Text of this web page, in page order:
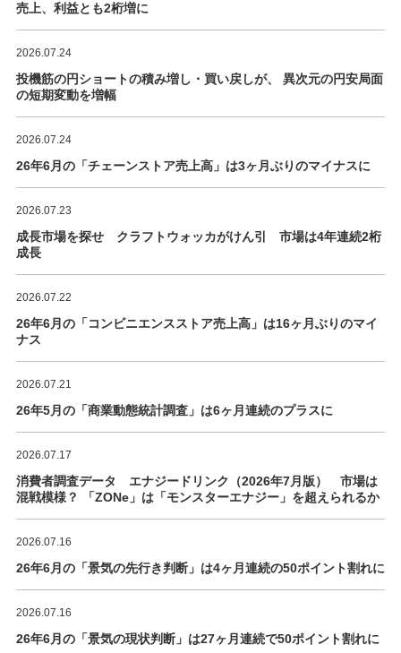
売上、利益とも2桁増に
2026.07.24
投機筋の円ショートの積み増し・買い戻しが、 異次元の円安局面
の短期変動を増幅
2026.07.24
26年6月の「チェーンストア売上高」は3ヶ月ぶりのマイナスに
2026.07.23
成長市場を探せ クラフトウォッカがけん引 市場は4年連続2桁
成長
2026.07.22
26年6月の「コンビニエンスストア売上高」は16ヶ月ぶりのマイ
ナス
2026.07.21
26年5月の「商業動態統計調査」は6ヶ月連続のプラスに
2026.07.17
消費者調査データ エナジードリンク（2026年7月版） 市場は
混戦模様？ 「ZONe」は「モンスターエナジー」を超えられるか
2026.07.16
26年6月の「景気の先行き判断」は4ヶ月連続の50ポイント割れに
2026.07.16
26年6月の「景気の現状判断」は27ヶ月連続で50ポイント割れに